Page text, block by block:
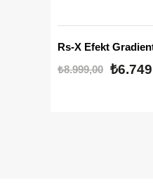
Rs-X Efekt
₺8.999,00